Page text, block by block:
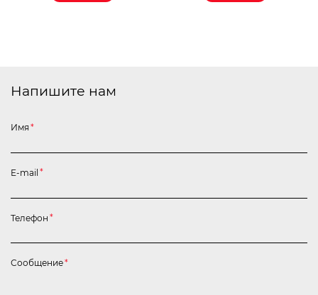
Напишите нам
Имя *
E-mail *
Телефон *
Сообщение*